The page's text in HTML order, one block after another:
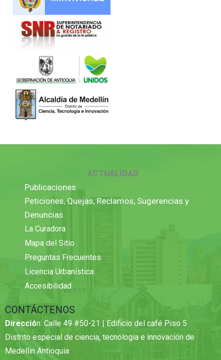
ACTUALIDAD
Publicaciones
Peticiones, Quejas, Reclamos, Sugerencias y
Denuncias
La Curadora
Mapa del Sitio
Preguntas Frecuentes
Licencia Urbanística
Accesibilidad
CONTÁCTENOS
Dirección: Calle 49 #50-21 | Edificio del café Piso 5
Distrito especial de ciencia, tecnologia e innovación de
Medellin Antioquia